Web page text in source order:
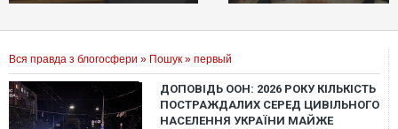
Вся правда з блогосфери » Пошук » первый
ДОПОВІДЬ ООН: 2026 РОКУ КІЛЬКІСТЬ
ПОСТРАЖДАЛИХ СЕРЕД ЦИВІЛЬНОГО
НАСЕЛЕННЯ УКРАЇНИ МАЙЖЕ